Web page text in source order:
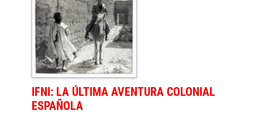
extraordinaria capacidad para interpretar los
acontecimientos de la actualidad le ayudaron a trazar
un lúcido relato sobre cómo el país que había sido
durante siglo y medio el faro de la democracia en el
mundo se puso en manos del nazismo. Publicado en
Montevideo en 1941 y no recuperado hasta casi
setenta años después, La agonía de Francia es un libro
llamado a figurar entre los ensayos clásicos sobre la
segunda guerra mundial.
IFNI: LA ÚLTIMA AVENTURA COLONIAL
ESPAÑOLA